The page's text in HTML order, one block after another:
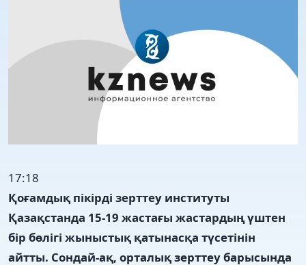
17:18
Қоғамдық пікірді зерттеу институты
Қазақстанда 15-19 жастағы жастардың үштен
бір бөлігі жыныстық қатынасқа түсетінін
айтты. Сондай-ақ, орталық зерттеу барысында